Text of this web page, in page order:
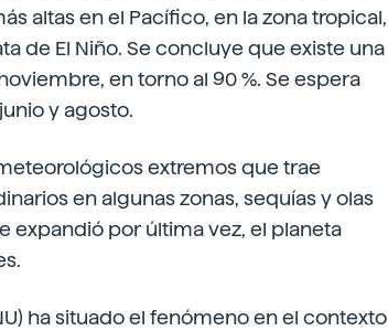
altas en el Pacífico, en la zona tropical,
de El Niño. Se concluye que existe una
en torno al 90 %. Se espera
y agosto.
extremos que trae
en algunas zonas, sequías y olas
expandió por última vez, el planeta
ha situado el fenómeno en el contexto